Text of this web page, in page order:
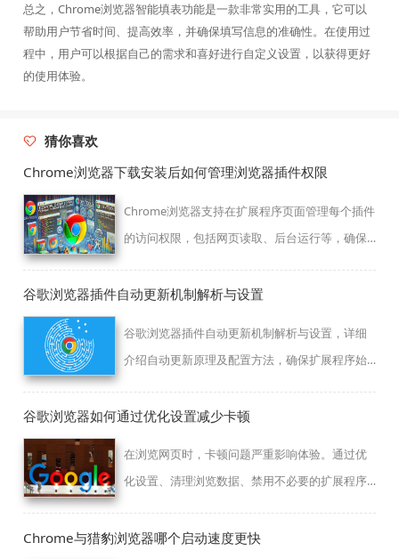
总之，Chrome浏览器智能填表功能是一款非常实用的工具，它可以
帮助用户节省时间、提高效率，并确保填写信息的准确性。在使用过
程中，用户可以根据自己的需求和喜好进行自定义设置，以获得更好
的使用体验。
猜你喜欢
Chrome浏览器下载安装后如何管理浏览器插件权限
Chrome浏览器支持在扩展程序页面管理每个插件
的访问权限，包括网页读取、后台运行等，确保
谷歌浏览器插件自动更新机制解析与设置
谷歌浏览器插件自动更新机制解析与设置，详细
介绍自动更新原理及配置方法，确保扩展程序始
谷歌浏览器如何通过优化设置减少卡顿
在浏览网页时，卡顿问题严重影响体验。通过优
化设置、清理浏览数据、禁用不必要的扩展程序
何通过这些方法，提升谷歌浏览器的流畅度，确
Chrome与猎豹浏览器哪个启动速度更快